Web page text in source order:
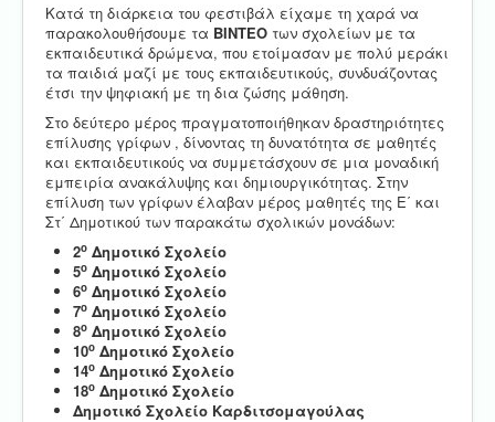
Κατά τη διάρκεια του φεστιβάλ είχαμε τη χαρά να
παρακολουθήσουμε τα ΒΙΝΤΕΟ των σχολείων με τα
εκπαιδευτικά δρώμενα, που ετοίμασαν με πολύ μεράκι
τα παιδιά μαζί με τους εκπαιδευτικούς, συνδυάζοντας
έτσι την ψηφιακή με τη δια ζώσης μάθηση.
Στο δεύτερο μέρος πραγματοποιήθηκαν δραστηριότητες
επίλυσης γρίφων , δίνοντας τη δυνατότητα σε μαθητές
και εκπαιδευτικούς να συμμετάσχουν σε μια μοναδική
εμπειρία ανακάλυψης και δημιουργικότητας. Στην
επίλυση των γρίφων έλαβαν μέρος μαθητές της Ε΄ και
Στ΄ Δημοτικού των παρακάτω σχολικών μονάδων:
2ο Δημοτικό Σχολείο
5ο Δημοτικό Σχολείο
6ο Δημοτικό Σχολείο
7ο Δημοτικό Σχολείο
8ο Δημοτικό Σχολείο
10ο Δημοτικό Σχολείο
14ο Δημοτικό Σχολείο
18ο Δημοτικό Σχολείο
Δημοτικό Σχολείο Καρδιτσομαγούλας